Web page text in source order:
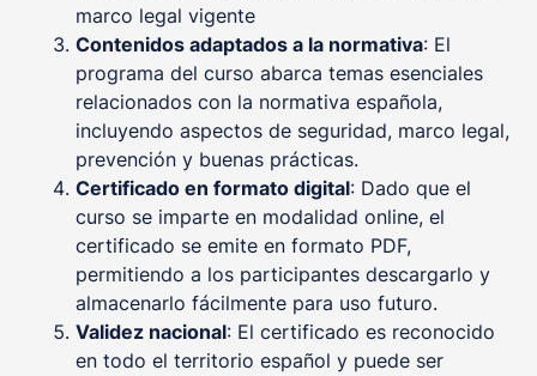
marco legal vigente
Contenidos adaptados a la normativa: El
programa del curso abarca temas esenciales
relacionados con la normativa española,
incluyendo aspectos de seguridad, marco legal,
prevención y buenas prácticas.
Certificado en formato digital: Dado que el
curso se imparte en modalidad online, el
certificado se emite en formato PDF,
permitiendo a los participantes descargarlo y
almacenarlo fácilmente para uso futuro.
Validez nacional: El certificado es reconocido
en todo el territorio español y puede ser